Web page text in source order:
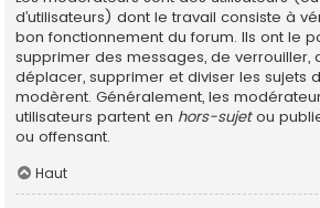
d’utilisateurs) dont le travail consiste à
bon fonctionnement du forum. Ils ont le
supprimer des messages, de verrouiller,
déplacer, supprimer et diviser les sujets
modèrent. Généralement, les
utilisateurs partent en hors-sujetou
ou offensant.
Haut